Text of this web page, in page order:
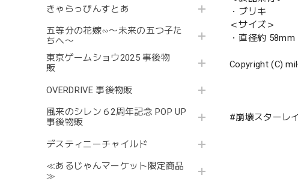
きゃらっぴんすとあ
五等分の花嫁∽〜未来の五つ子た
ちへ〜
東京ゲームショウ2025 事後物
販
OVERDRIVE 事後物販
風来のシレン６2周年記念 POP UP
事後物販
デスティニーチャイルド
≪あるじゃんマーケット限定商品
≫
・ブリキ
＜サイズ＞
・直径約 58mm
Copyright (C)
#崩壊スターレ